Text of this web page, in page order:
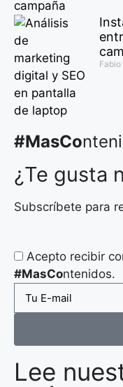
#MasCo
¿Te gusta
Subscríbete para
Acepto recibir
#MasContenidos.
Lee